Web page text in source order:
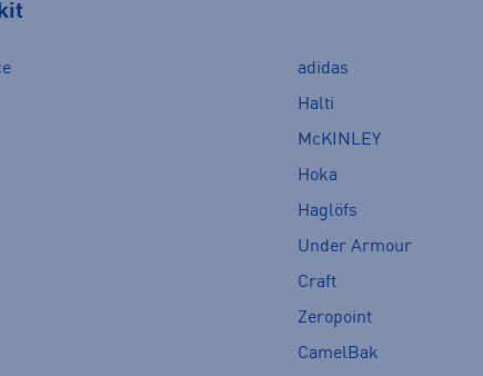
adidas
Halti
McKINLEY
Hoka
Haglöfs
Under Armour
Craft
Zeropoint
CamelBak